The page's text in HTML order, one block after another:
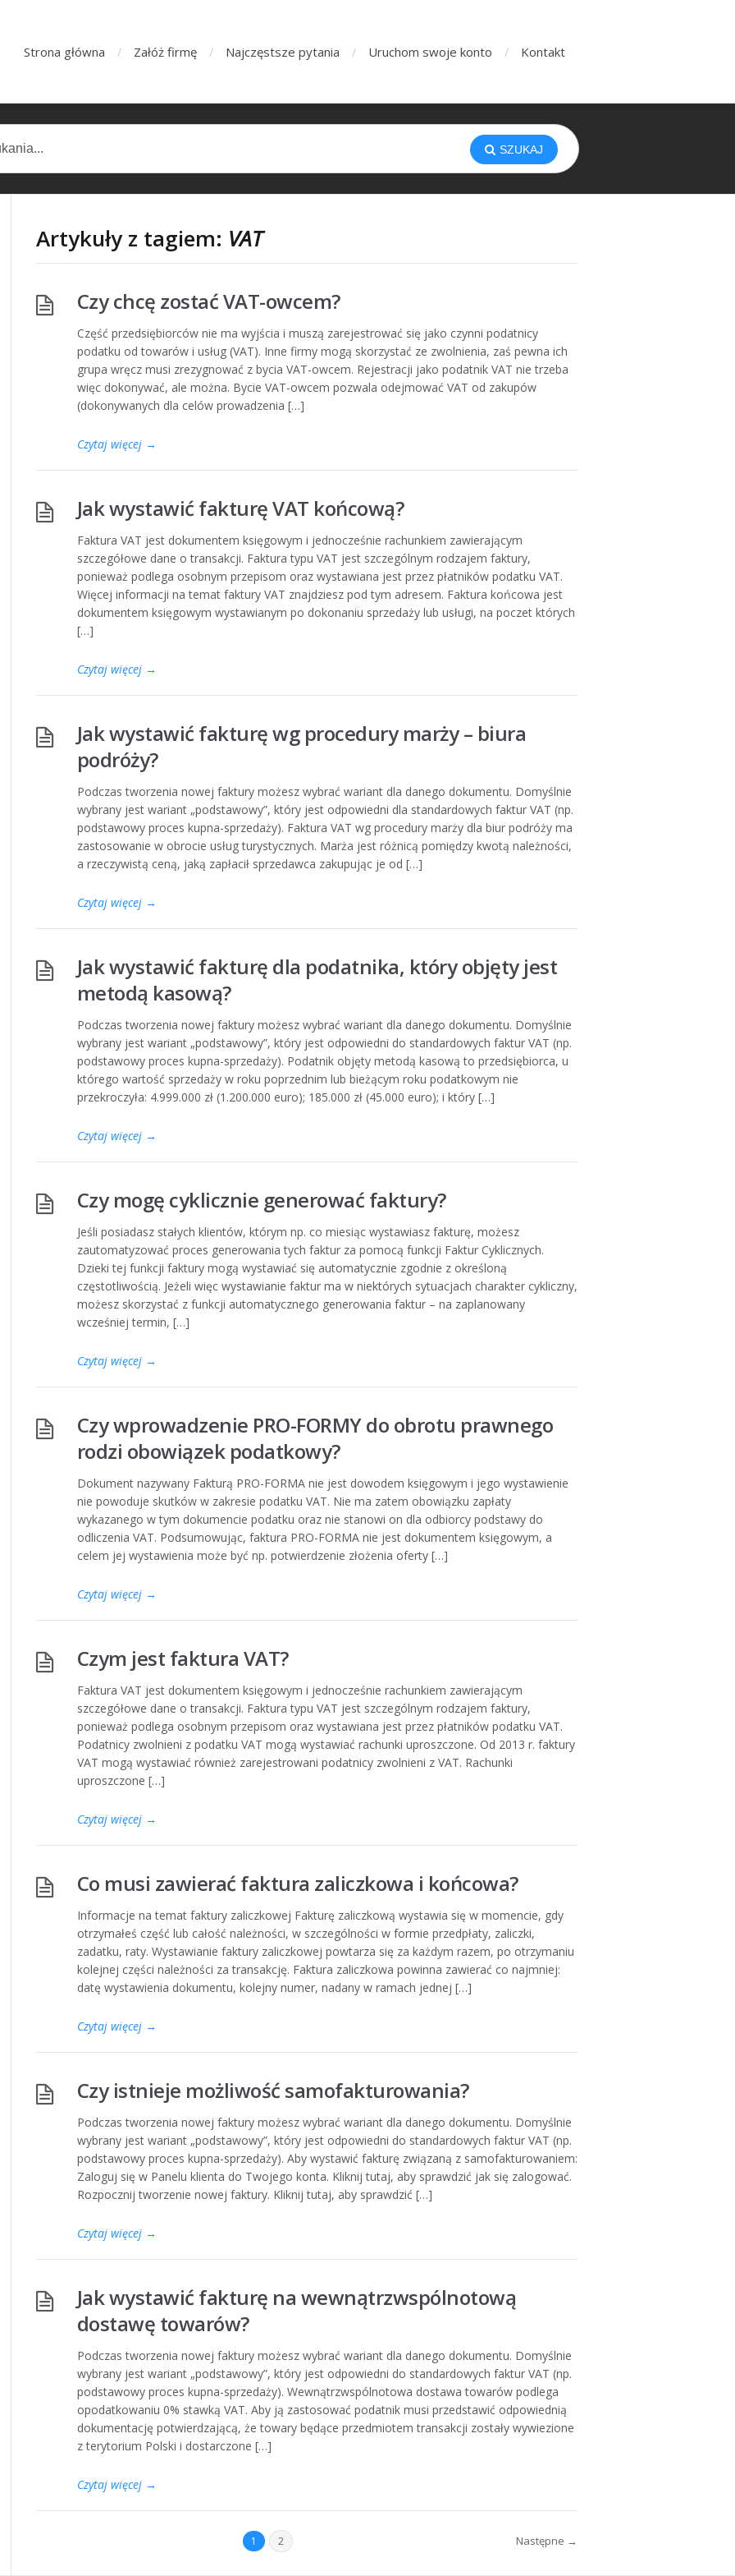
Strona główna Załóż firmę Najczęstsze pytania Uruchom swoje konto Kontakt
SZUKAJ
Artykuły z tagiem: VAT
Czy chcę zostać VAT-owcem?
Część przedsiębiorców nie ma wyjścia i muszą zarejestrować się jako czynni podatnicy
podatku od towarów i usług (VAT). Inne firmy mogą skorzystać ze zwolnienia, zaś pewna ich
grupa wręcz musi zrezygnować z bycia VAT-owcem. Rejestracji jako podatnik VAT nie trzeba
więc dokonywać, ale można. Bycie VAT-owcem pozwala odejmować VAT od zakupów
(dokonywanych dla celów prowadzenia […]
Czytaj więcej→
Jak wystawić fakturę VAT końcową?
Faktura VAT jest dokumentem księgowym i jednocześnie rachunkiem zawierającym
szczegółowe dane o transakcji. Faktura typu VAT jest szczególnym rodzajem faktury,
ponieważ podlega osobnym przepisom oraz wystawiana jest przez płatników podatku VAT.
Więcej informacji na temat faktury VAT znajdziesz pod tym adresem. Faktura końcowa jest
dokumentem księgowym wystawianym po dokonaniu sprzedaży lub usługi, na poczet których
[…]
Czytaj więcej→
Jak wystawić fakturę wg procedury marży – biura
podróży?
Podczas tworzenia nowej faktury możesz wybrać wariant dla danego dokumentu. Domyślnie
wybrany jest wariant „podstawowy”, który jest odpowiedni dla standardowych faktur VAT (np.
podstawowy proces kupna-sprzedaży). Faktura VAT wg procedury marży dla biur podróży ma
zastosowanie w obrocie usług turystycznych. Marża jest różnicą pomiędzy kwotą należności,
a rzeczywistą ceną, jaką zapłacił sprzedawca zakupując je od […]
Czytaj więcej→
Jak wystawić fakturę dla podatnika, który objęty jest
metodą kasową?
Podczas tworzenia nowej faktury możesz wybrać wariant dla danego dokumentu. Domyślnie
wybrany jest wariant „podstawowy”, który jest odpowiedni do standardowych faktur VAT (np.
podstawowy proces kupna-sprzedaży). Podatnik objęty metodą kasową to przedsiębiorca, u
którego wartość sprzedaży w roku poprzednim lub bieżącym roku podatkowym nie
przekroczyła: 4.999.000 zł (1.200.000 euro); 185.000 zł (45.000 euro); i który […]
Czytaj więcej→
Czy mogę cyklicznie generować faktury?
Jeśli posiadasz stałych klientów, którym np. co miesiąc wystawiasz fakturę, możesz
zautomatyzować proces generowania tych faktur za pomocą funkcji Faktur Cyklicznych.
Dzieki tej funkcji faktury mogą wystawiać się automatycznie zgodnie z określoną
częstotliwością. Jeżeli więc wystawianie faktur ma w niektórych sytuacjach charakter cykliczny,
możesz skorzystać z funkcji automatycznego generowania faktur – na zaplanowany
wcześniej termin, […]
Czytaj więcej→
Czy wprowadzenie PRO-FORMY do obrotu prawnego
rodzi obowiązek podatkowy?
Dokument nazywany Fakturą PRO-FORMA nie jest dowodem księgowym i jego wystawienie
nie powoduje skutków w zakresie podatku VAT. Nie ma zatem obowiązku zapłaty
wykazanego w tym dokumencie podatku oraz nie stanowi on dla odbiorcy podstawy do
odliczenia VAT. Podsumowując, faktura PRO-FORMA nie jest dokumentem księgowym, a
celem jej wystawienia może być np. potwierdzenie złożenia oferty […]
Czytaj więcej→
Czym jest faktura VAT?
Faktura VAT jest dokumentem księgowym i jednocześnie rachunkiem zawierającym
szczegółowe dane o transakcji. Faktura typu VAT jest szczególnym rodzajem faktury,
ponieważ podlega osobnym przepisom oraz wystawiana jest przez płatników podatku VAT.
Podatnicy zwolnieni z podatku VAT mogą wystawiać rachunki uproszczone. Od 2013 r. faktury
VAT mogą wystawiać również zarejestrowani podatnicy zwolnieni z VAT. Rachunki
uproszczone […]
Czytaj więcej→
Co musi zawierać faktura zaliczkowa i końcowa?
Informacje na temat faktury zaliczkowej Fakturę zaliczkową wystawia się w momencie, gdy
otrzymałeś część lub całość należności, w szczególności w formie przedpłaty, zaliczki,
zadatku, raty. Wystawianie faktury zaliczkowej powtarza się za każdym razem, po otrzymaniu
kolejnej części należności za transakcję. Faktura zaliczkowa powinna zawierać co najmniej:
datę wystawienia dokumentu, kolejny numer, nadany w ramach jednej […]
Czytaj więcej→
Czy istnieje możliwość samofakturowania?
Podczas tworzenia nowej faktury możesz wybrać wariant dla danego dokumentu. Domyślnie
wybrany jest wariant „podstawowy”, który jest odpowiedni do standardowych faktur VAT (np.
podstawowy proces kupna-sprzedaży). Aby wystawić fakturę związaną z samofakturowaniem:
Zaloguj się w Panelu klienta do Twojego konta. Kliknij tutaj, aby sprawdzić jak się zalogować.
Rozpocznij tworzenie nowej faktury. Kliknij tutaj, aby sprawdzić […]
Czytaj więcej→
Jak wystawić fakturę na wewnątrzwspólnotową
dostawę towarów?
Podczas tworzenia nowej faktury możesz wybrać wariant dla danego dokumentu. Domyślnie
wybrany jest wariant „podstawowy”, który jest odpowiedni do standardowych faktur VAT (np.
podstawowy proces kupna-sprzedaży). Wewnątrzwspólnotowa dostawa towarów podlega
opodatkowaniu 0% stawką VAT. Aby ją zastosować podatnik musi przedstawić odpowiednią
dokumentację potwierdzającą, że towary będące przedmiotem transakcji zostały wywiezione
z terytorium Polski i dostarczone […]
Czytaj więcej→
1 2 Następne →